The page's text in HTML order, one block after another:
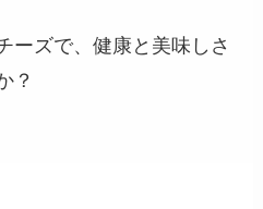
ーズで、健康と美味しさ
？